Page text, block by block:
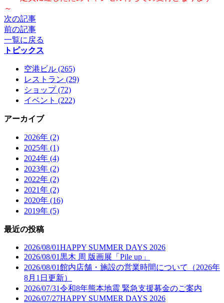
～
次の記事
前の記事
一覧に戻る
トピックス
空港ビル (265)
レストラン (29)
ショップ (72)
イベント (222)
アーカイブ
2026年 (2)
2025年 (1)
2024年 (4)
2023年 (2)
2022年 (2)
2021年 (2)
2020年 (16)
2019年 (5)
最近の投稿
2026/08/01HAPPY SUMMER DAYS 2026
2026/08/01黒木 周 版画展「Pile up」
2026/08/01館内店舗・施設の営業時間について（2026年
8月1日更新）
2026/07/31令和8年熊本地震 緊急支援募金のご案内
2026/07/27HAPPY SUMMER DAYS 2026